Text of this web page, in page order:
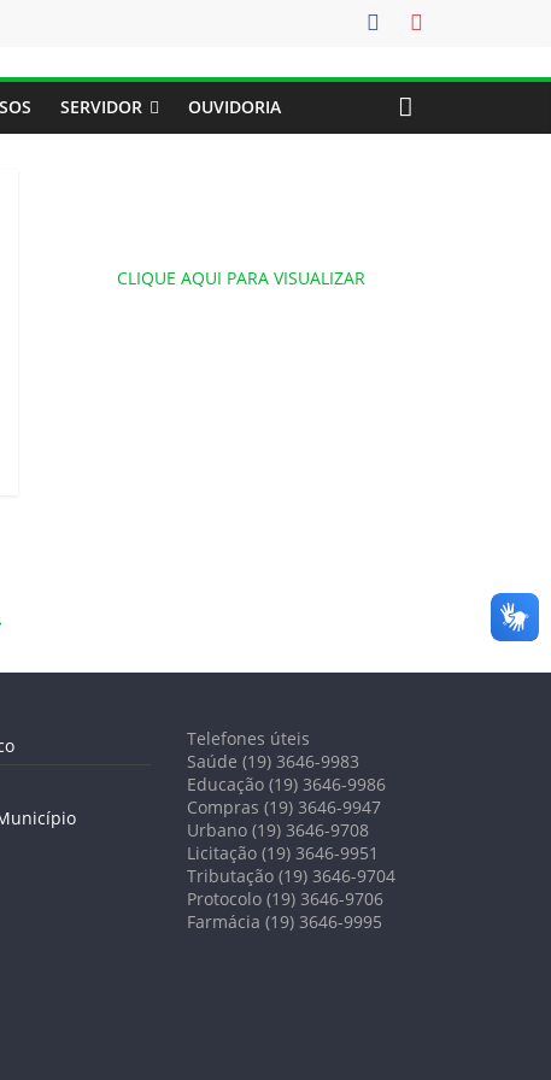
SERVIDOR OUVIDORIA
CLIQUE AQUI PARA VISUALIZAR
Telefones úteis
Saúde (19) 3646-9983
Educação (19) 3646-9986
Compras (19) 3646-9947
Urbano (19) 3646-9708
Licitação (19) 3646-9951
Tributação (19) 3646-9704
Protocolo (19) 3646-9706
Farmácia (19) 3646-9995